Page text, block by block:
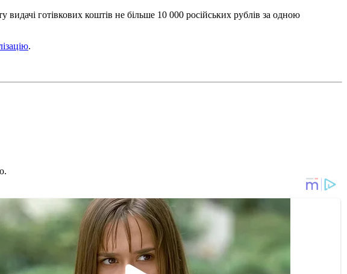
готівкових коштів не більше 10 000 російських рублів за одною
.